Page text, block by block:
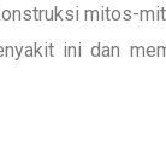
mitos-
ini dan